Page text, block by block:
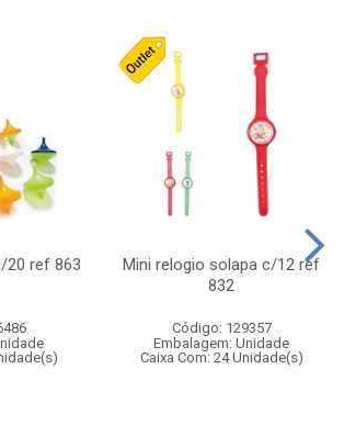
20 ref 863
Mini relogio solapa c/12 ref
832
Código: 129357
Embalagem: Unidade
Caixa Com: 24 Unidade(s)